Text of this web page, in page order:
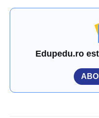
Edupedu.ro